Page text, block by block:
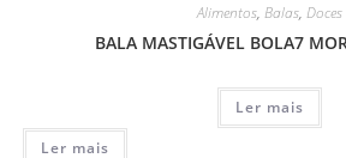
Alimentos, Balas, Doces
BALA MASTIGÁVEL BOLA7
Ler mais
Ler mais